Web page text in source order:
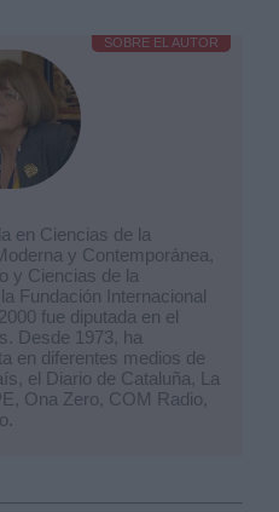
SOBRE EL AUTOR
en Ciencias de la
y Contemporánea,
y Ciencias de la
Fundación Internacional
fue diputada en el
Desde 1973, ha
en diferentes medios de
el Diario de Cataluña, La
Ona Zero, COM Radio,